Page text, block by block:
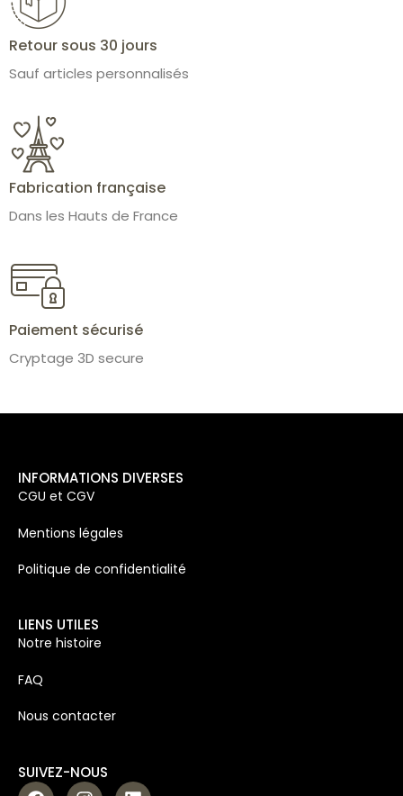
Retour sous 30 jours
Sauf articles personnalisés
Fabrication française
Dans les Hauts de France
Paiement sécurisé
Cryptage 3D secure
INFORMATIONS DIVERSES
CGU et CGV
Mentions légales
Politique de confidentialité
LIENS UTILES
Notre histoire
FAQ
Nous contacter
SUIVEZ-NOUS